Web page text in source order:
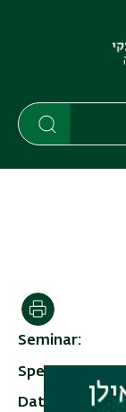
Seminar
Speaker
Date